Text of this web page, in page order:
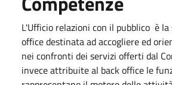
L'Ufficio relazioni con il pubblico è
office destinata ad accogliere ed
nei confronti dei servizi offerti dal
invece attribuite al back office le